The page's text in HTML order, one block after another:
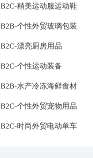
B2C-精美运动服运动鞋
B2B-个性外贸玻璃包装
B2C-漂亮厨房用品
B2C-个性运动装备
B2B-水产冷冻海鲜食材
B2C-个性外贸宠物用品
B2C-时尚外贸电动单车